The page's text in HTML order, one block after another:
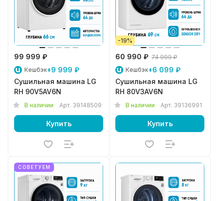
99 999 ₽
Кешбэк+9 999 ₽
Сушильная машина LG
RH 90V5AV6N
В наличии Арт. 39148509
Купить
-19%
60 990 ₽ 74 999 ₽
Кешбэк+6 099 ₽
Сушильная машина LG
RH 80V3AV6N
В наличии Арт. 39136991
Купить
СОВЕТУЕМ